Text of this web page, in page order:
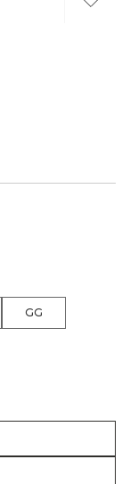
GG